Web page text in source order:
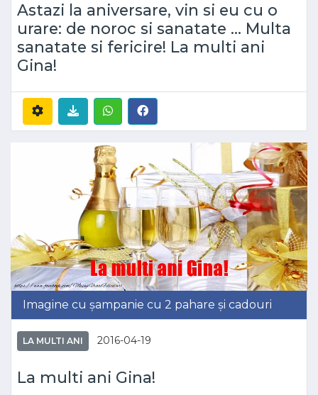
Astazi la aniversare, vin si eu cu o
urare: de noroc si sanatate ... Multa
sanatate si fericire! La multi ani
Gina!
Imagine cu șampanie cu 2 pahare și cadouri
LA MULTI ANI 2016-04-19
La multi ani Gina!